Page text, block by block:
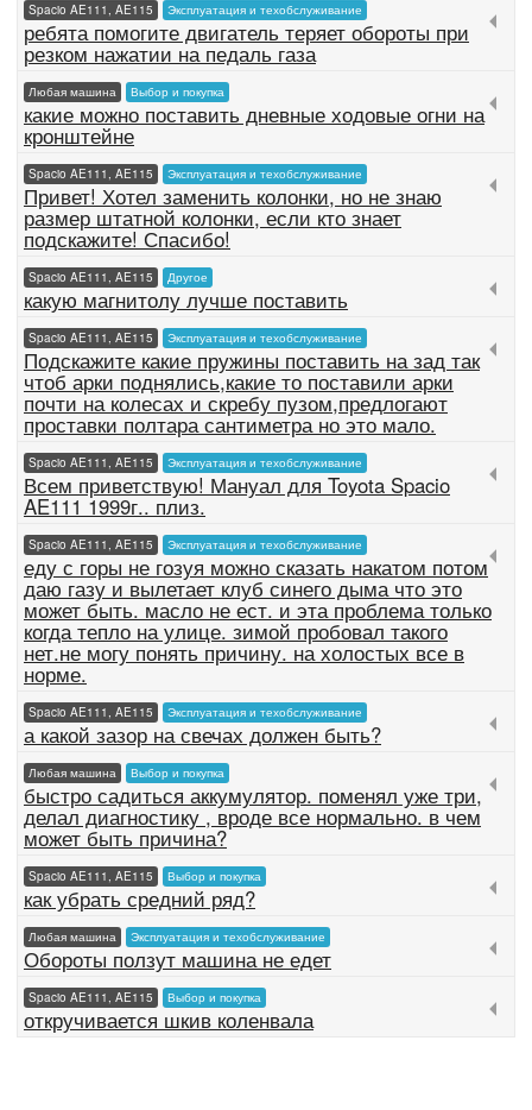
Spacio AE111, AE115 Эксплуатация и техобслуживание
ребята помогите двигатель теряет обороты при
резком нажатии на педаль газа
Любая машина Выбор и покупка
какие можно поставить дневные ходовые огни на
кронштейне
Spacio AE111, AE115 Эксплуатация и техобслуживание
Привет! Хотел заменить колонки, но не знаю
размер штатной колонки, если кто знает
подскажите! Спасибо!
Spacio AE111, AE115 Другое
какую магнитолу лучше поставить
Spacio AE111, AE115 Эксплуатация и техобслуживание
Подскажите какие пружины поставить на зад так
чтоб арки поднялись,какие то поставили арки
почти на колесах и скребу пузом,предлогают
проставки полтара сантиметра но это мало.
Spacio AE111, AE115 Эксплуатация и техобслуживание
Всем приветствую! Мануал для Toyota Spacio
AE111 1999г.. плиз.
Spacio AE111, AE115 Эксплуатация и техобслуживание
еду с горы не гозуя можно сказать накатом потом
даю газу и вылетает клуб синего дыма что это
может быть. масло не ест. и эта проблема только
когда тепло на улице. зимой пробовал такого
нет.не могу понять причину. на холостых все в
норме.
Spacio AE111, AE115 Эксплуатация и техобслуживание
а какой зазор на свечах должен быть?
Любая машина Выбор и покупка
быстро садиться аккумулятор. поменял уже три,
делал диагностику , вроде все нормально. в чем
может быть причина?
Spacio AE111, AE115 Выбор и покупка
как убрать средний ряд?
Любая машина Эксплуатация и техобслуживание
Обороты ползут машина не едет
Spacio AE111, AE115 Выбор и покупка
откручивается шкив коленвала